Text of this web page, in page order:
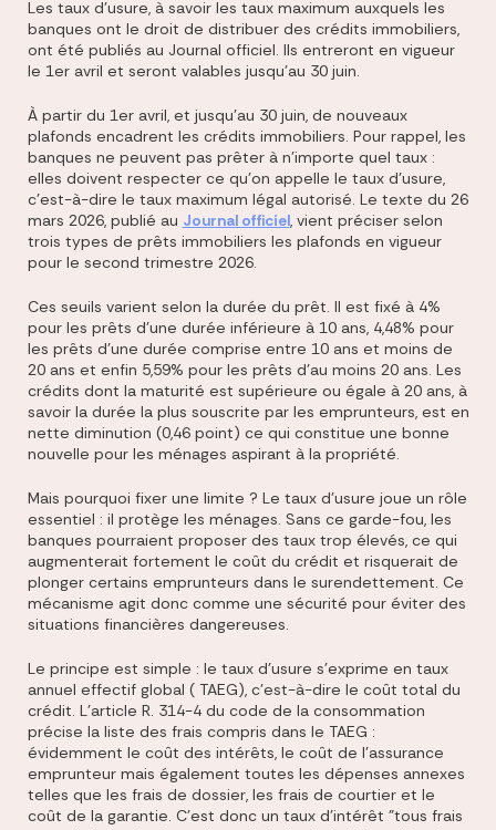
Les taux d'usure, à savoir les taux maximum auxquels les
banques ont le droit de distribuer des crédits immobiliers,
ont été publiés au Journal officiel. Ils entreront en vigueur
le 1er avril et seront valables jusqu'au 30 juin.
À partir du 1er avril, et jusqu'au 30 juin, de nouveaux
plafonds encadrent les crédits immobiliers. Pour rappel, les
banques ne peuvent pas prêter à n'importe quel taux :
elles doivent respecter ce qu'on appelle le taux d'usure,
c'est-à-dire le taux maximum légal autorisé. Le texte du 26
mars 2026, publié au Journal officiel, vient préciser selon
trois types de prêts immobiliers les plafonds en vigueur
pour le second trimestre 2026.
Ces seuils varient selon la durée du prêt. Il est fixé à 4%
pour les prêts d'une durée inférieure à 10 ans, 4,48% pour
les prêts d'une durée comprise entre 10 ans et moins de
20 ans et enfin 5,59% pour les prêts d'au moins 20 ans. Les
crédits dont la maturité est supérieure ou égale à 20 ans, à
savoir la durée la plus souscrite par les emprunteurs, est en
nette diminution (0,46 point) ce qui constitue une bonne
nouvelle pour les ménages aspirant à la propriété.
Mais pourquoi fixer une limite ? Le taux d'usure joue un rôle
essentiel : il protège les ménages. Sans ce garde-fou, les
banques pourraient proposer des taux trop élevés, ce qui
augmenterait fortement le coût du crédit et risquerait de
plonger certains emprunteurs dans le surendettement. Ce
mécanisme agit donc comme une sécurité pour éviter des
situations financières dangereuses.
Le principe est simple : le taux d'usure s'exprime en taux
annuel effectif global ( TAEG), c'est-à-dire le coût total du
crédit. L'article R. 314-4 du code de la consommation
précise la liste des frais compris dans le TAEG :
évidemment le coût des intérêts, le coût de l'assurance
emprunteur mais également toutes les dépenses annexes
telles que les frais de dossier, les frais de courtier et le
coût de la garantie. C'est donc un taux d'intérêt "tous frais